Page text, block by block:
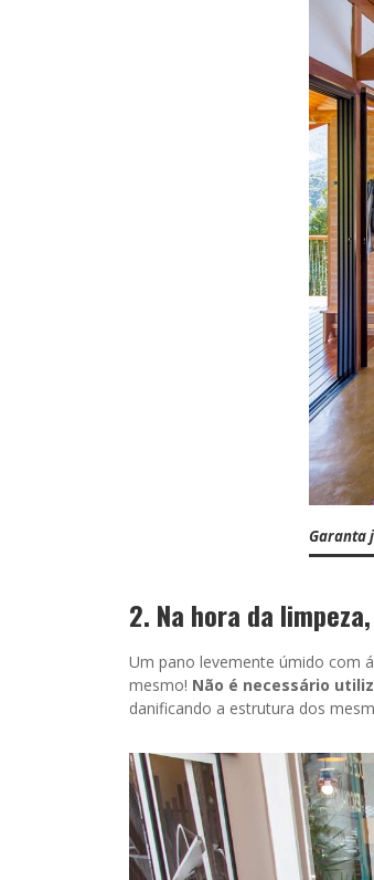
Garanta
2. Na hora da
Um pano levemente úmido com
mesmo! Não é necessário
danificando a estrutura dos